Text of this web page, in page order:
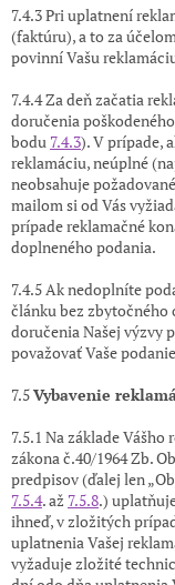
7.4.3 Pri uplatnení
(faktúru), a to za
povinní Vašu
7.4.4 Za deň začatia
doručenia
bodu 7.4.3). V prípade,
reklamáciu, neúplné
neobsahuje
mailom si od Vás
prípade reklamačné
doplneného podania.
7.4.5 Ak nedoplníte
článku bez zbytočného
doručenia Našej výzvy
považovať Vaše
7.5Vybavenie
7.5.1 Na základe Vášho
zákona č.40/1964 Zb.
predpisov (ďalej len
7.5.4. až 7.5.8.)
ihneď, v zložitých
uplatnenia Vašej
vyžaduje zložité